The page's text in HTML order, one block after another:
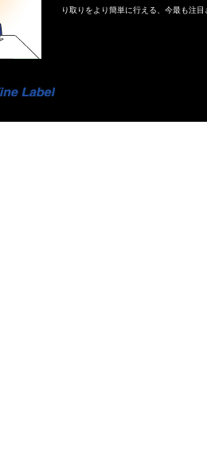
り取りをより簡単に行える、今最も注